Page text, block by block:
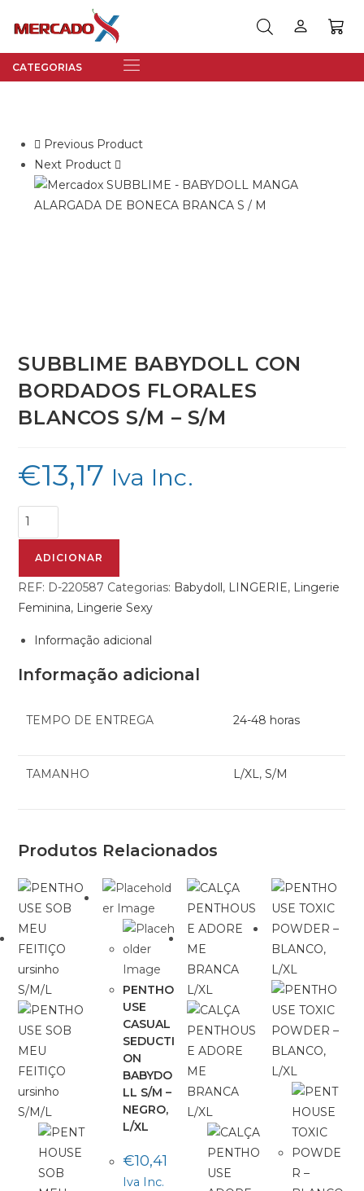
Previous Product
Next Product
SUBBLIME BABYDOLL CON
BORDADOS FLORALES
BLANCOS S/M – S/M
€13,17 Iva Inc.
ADICIONAR
REF: D-220587 Categorias: Babydoll, LINGERIE, Lingerie
Feminina, Lingerie Sexy
Informação adicional
Informação adicional
TEMPO DE ENTREGA 24-48 horas
TAMANHO L/XL,S/M
Produtos Relacionados
PENTHO
USE
CASUAL
SEDUCTI
ON
BABYDO
LL S/M –
NEGRO,
L/XL
€10,41
Iva Inc.